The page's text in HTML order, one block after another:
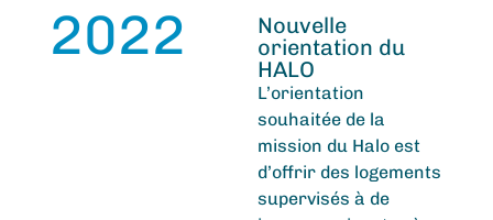
2022
Nouvelle
orientation du
HALO
L’orientation
souhaitée de la
mission du Halo est
d’offrir des logements
supervisés à de